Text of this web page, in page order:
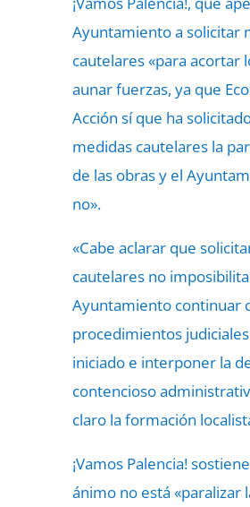
Ayuntamiento a solicitar
cautelares «para acortar
aunar fuerzas, ya que
Acción sí que ha
medidas cautelares la
de las obras y el
no».
«Cabe aclarar que
cautelares no
Ayuntamiento continuar
procedimientos
iniciado e interponer la
contencioso
claro la formación
¡Vamos Palencia!
ánimo no está «paralizar